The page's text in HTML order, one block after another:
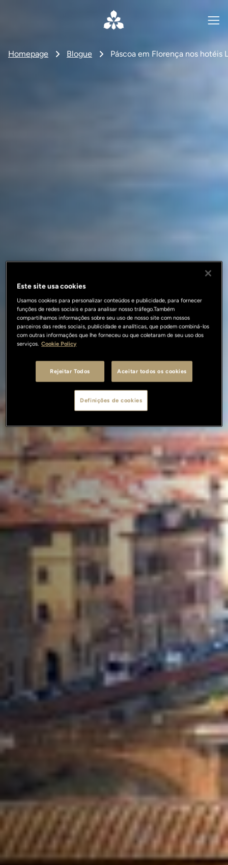
Homepage Blogue Páscoa em Florença nos hotéis
Este site usa cookies
Usamos cookies para personalizar conteúdos e publicidade, para fornecer
funções de redes sociais e para analisar nosso tráfego.Também
compartilhamos informações sobre seu uso de nosso site com nossos
parceiros das redes sociais, publicidade e analíticas, que podem combiná-los
com outras informações que lhe forneceu ou que coletaram de seu uso dos
serviços. Cookie Policy
Rejeitar Todos Aceitar todos os cookies
Definições de cookies